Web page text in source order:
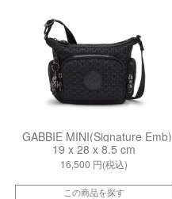
GABBIE MINI(Signature Emb)
19 x 28 x 8.5 cm
16,500 円(税込)
この商品を探す